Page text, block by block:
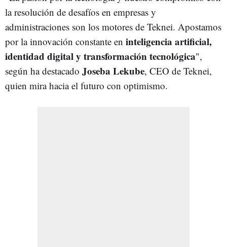
la resolución de desafíos en empresas y
administraciones son los motores de Teknei. Apostamos
por la innovación constante en inteligencia artificial,
identidad digital y transformación tecnológica",
según ha destacado Joseba Lekube, CEO de Teknei,
quien mira hacia el futuro con optimismo.